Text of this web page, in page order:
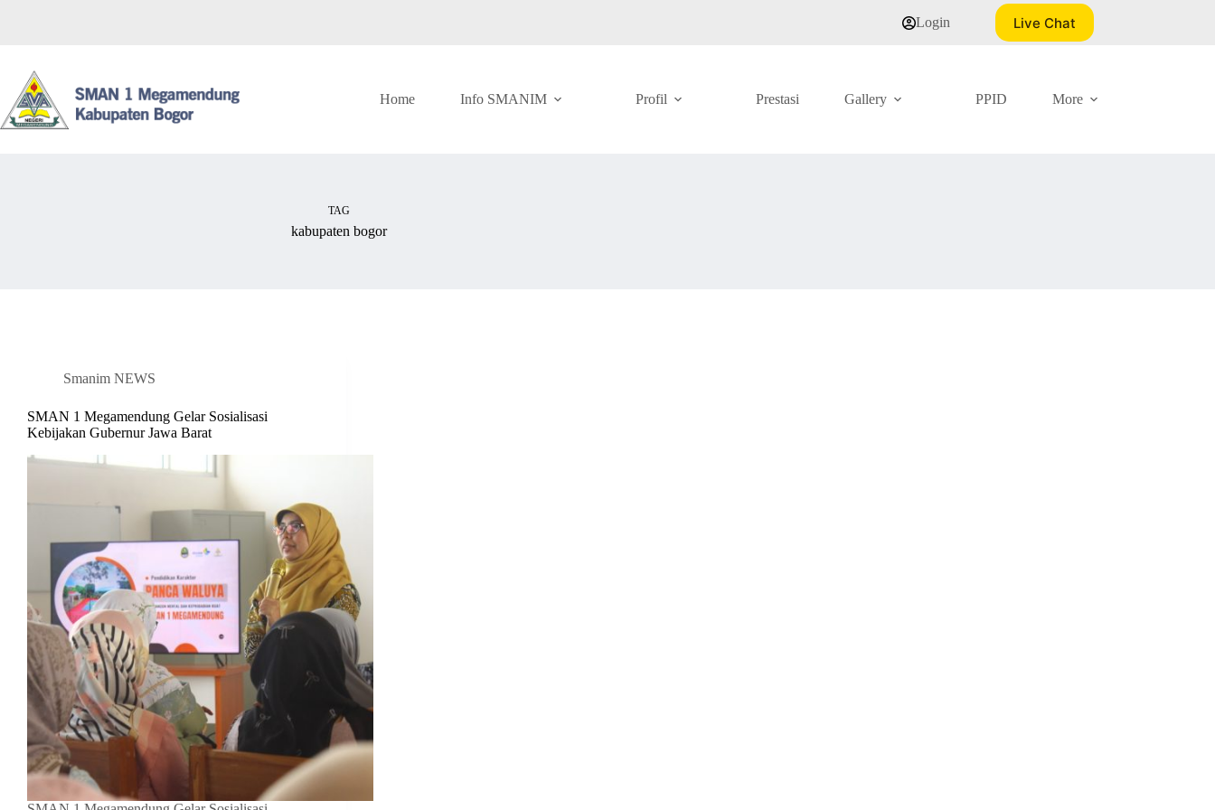
Login Live Chat
Home Info SMANIM Profil Prestasi Gallery PPID More
TAG
kabupaten bogor
Smanim NEWS
SMAN 1 Megamendung Gelar Sosialisasi
Kebijakan Gubernur Jawa Barat